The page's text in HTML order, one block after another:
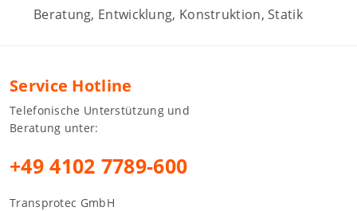
Beratung, Entwicklung, Konstruktion, Statik
Service Hotline
Telefonische Unterstützung und
Beratung unter:
+49 4102 7789-600
Transprotec GmbH